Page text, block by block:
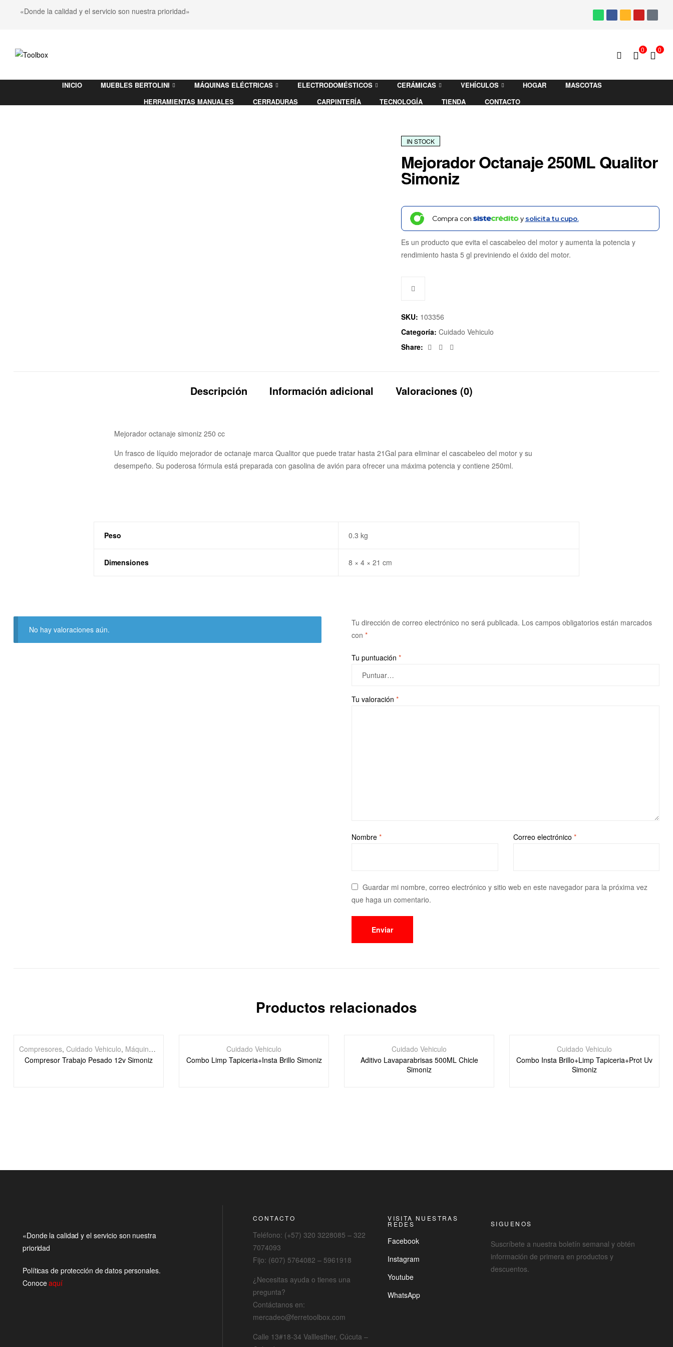
«Donde la calidad y el servicio son nuestra prioridad»
0 0
INICIO MUEBLES BERTOLINI MÁQUINAS ELÉCTRICAS ELECTRODOMÉSTICOS CERÁMICAS VEHÍCULOS HOGAR
MASCOTAS
HERRAMIENTAS MANUALES
CERRADURAS CARPINTERÍA TECNOLOGÍA TIENDA CONTACTO
IN STOCK
Mejorador Octanaje 250ML Qualitor
Simoniz
Compra con y solicita tu cupo.
Es un producto que evita el cascabeleo del motor y aumenta la potencia y
rendimiento hasta 5 gl previniendo el óxido del motor.
SKU: 103356
Categoría: Cuidado Vehiculo
Share:
Facebook
Twitter
Descripción Información adicional Valoraciones (0)
Mejorador octanaje simoniz 250 cc
Un frasco de líquido mejorador de octanaje marca Qualitor que puede tratar hasta 21Gal para eliminar el cascabeleo del motor y su
desempeño. Su poderosa fórmula está preparada con gasolina de avión para ofrecer una máxima potencia y contiene 250ml.
Peso 0.3 kg
Dimensiones 8 × 4 × 21 cm
No hay valoraciones aún.
Tu dirección de correo electrónico no será publicada. Los campos obligatorios están marcados
con *
Tu puntuación *
Tu valoración *
Nombre * Correo electrónico *
Guardar mi nombre, correo electrónico y sitio web en este navegador para la próxima vez
que haga un comentario.
Productos relacionados
Compresores, Cuidado Vehiculo, Máquinas Eléctricas
Compresor Trabajo Pesado 12v Simoniz
Cuidado Vehiculo
Combo Limp Tapiceria+Insta Brillo Simoniz
Cuidado Vehiculo
Aditivo Lavaparabrisas 500ML Chicle
Simoniz
Cuidado Vehiculo
Combo Insta Brillo+Limp Tapiceria+Prot Uv
Simoniz
«Donde la calidad y el servicio son nuestra
prioridad
Políticas de protección de datos personales.
Conoceaquí
CONTACTO
Teléfono: (+57) 320 3228085 – 322
7074093
Fijo: (607) 5764082 – 5961918
¿Necesitas ayuda o tienes una
pregunta?
Contáctanos en:
mercadeo@ferretoolbox.com
Calle 13#18-34 Valllesther, Cúcuta –
VISITA NUESTRAS
REDES
Facebook
Instagram
Youtube
WhatsApp
SIGUENOS
Suscríbete a nuestra boletín semanal y obtén
información de primera en productos y
descuentos.